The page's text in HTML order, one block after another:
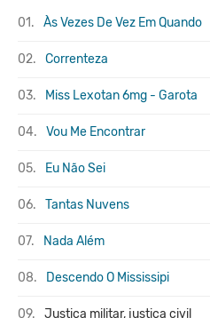
01. Às Vezes De Vez Em Quando
02. Correnteza
03. Miss Lexotan 6mg - Garota
04. Vou Me Encontrar
05. Eu Não Sei
06. Tantas Nuvens
07. Nada Além
08. Descendo O Mississipi
09. Justiça militar, justiça civil